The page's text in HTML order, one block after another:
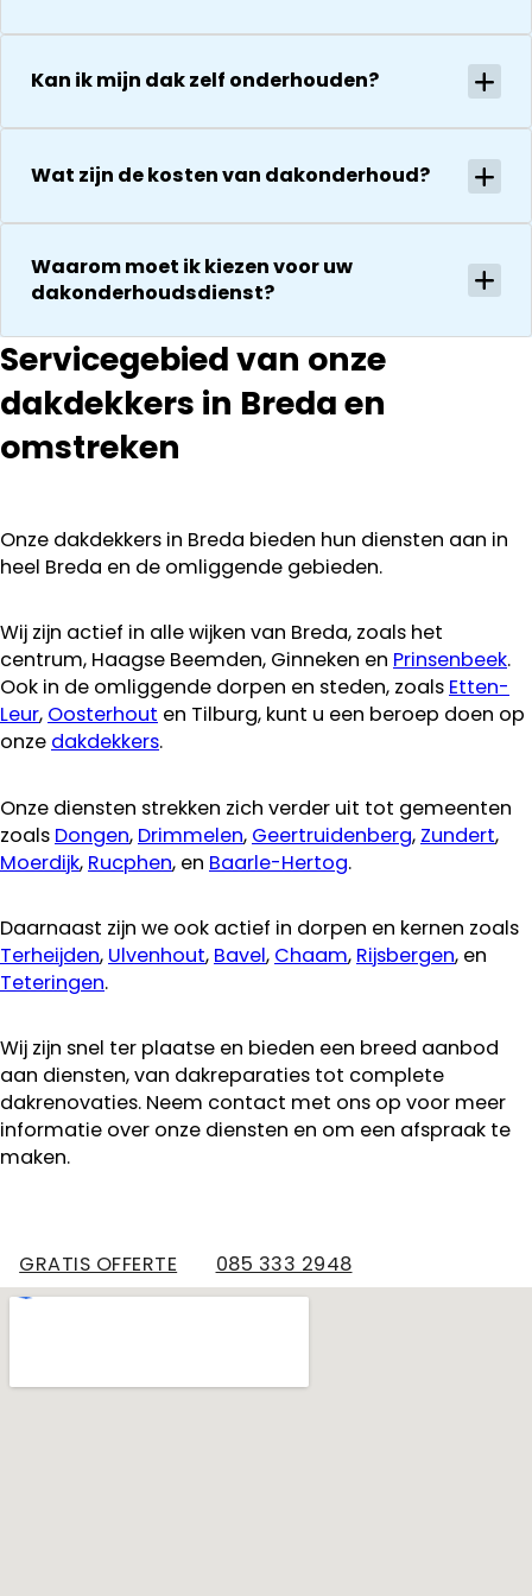
Het is nog
droog!!! Dus
zeker een 5
sterren review
waard door
en snelle
onverwachte
zaken die ze
tegenkomen
worden
vakkundig
kosten. Maar
ook dan
Kan ik mijn dak zelf onderhouden?
Wat zijn de kosten van dakonderhoud?
Waarom moet ik kiezen voor uw
dakonderhoudsdienst?
Servicegebied van onze
dakdekkers in Breda en
omstreken
Onze dakdekkers in Breda bieden hun diensten aan in
heel Breda en de omliggende gebieden.
Wij zijn actief in alle wijken van Breda, zoals het
centrum, Haagse Beemden, Ginneken en Prinsenbeek.
Ook in de omliggende dorpen en steden, zoals Etten-
Leur, Oosterhout en Tilburg, kunt u een beroep doen op
onze dakdekkers.
Onze diensten strekken zich verder uit tot gemeenten
zoals Dongen, Drimmelen, Geertruidenberg, Zundert,
Moerdijk, Rucphen, en Baarle-Hertog.
Daarnaast zijn we ook actief in dorpen en kernen zoals
Terheijden, Ulvenhout, Bavel, Chaam, Rijsbergen, en
Teteringen.
Wij zijn snel ter plaatse en bieden een breed aanbod
aan diensten, van dakreparaties tot complete
dakrenovaties. Neem contact met ons op voor meer
informatie over onze diensten en om een afspraak te
maken.
GRATIS OFFERTE 085 333 2948